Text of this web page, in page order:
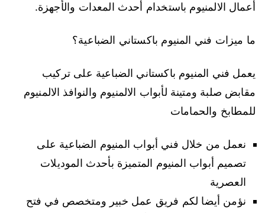
أعمال الالمنيوم باستخدام أحدث المعدات والأجهزة.
ما ميزات فني المنيوم باكستاني الضباعية؟
يعمل فني المنيوم باكستاني الضباعية على تركيب
مقابض صلبة ومتينة لأبواب الالمنيوم والنوافذ الالمنيوم
للمطابخ والحمامات
نعمل من خلال فني أبواب المنيوم الضباعية على
تصميم أبواب المنيوم المتميزة بأحدث الموديلات
العصرية
نؤمن أيضا لكم فريق عمل خبير ومتخصص في فتح